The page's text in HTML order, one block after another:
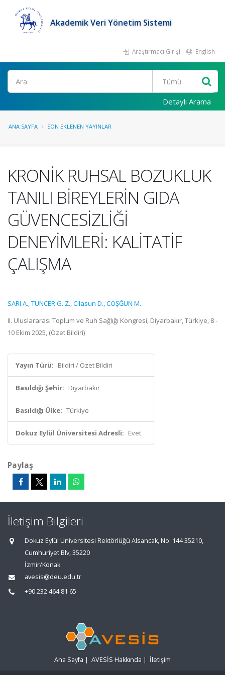
Akademik Veri Yönetim Sistemi
Araştırmacı Girişi English
Ara
Detaylı Arama
ANA SAYFA SON EKLENEN YAYINLAR
KRONİK RUHSAL BOZUKLUK
TANILI BİREYLERİN GIDA
GÜVENCESİZLİĞİ
DENEYİMLERİ: KALİTATİF
ÇALIŞMA
SARI A.,TUNCER G. Z.,Cilasun D.,COŞĞUN M.
II. Uluslararası Toplum ve Ruh Sağlığı Kongresi, Diyarbakır, Türkiye, 8 -
10 Ekim 2025, (Özet Bildiri)
Yayın Türü: Bildiri / Özet Bildiri
Basıldığı Şehir: Diyarbakır
Basıldığı Ülke: Türkiye
Dokuz Eylül Üniversitesi Adresli: Evet
Paylaş
İletişim Bilgileri
Dokuz Eylül Üniversitesi Rektörlüğü Alsancak, No: 144 35210,
Cumhuriyet Blv, 35220
İzmir/Konak
avesis@deu.edu.tr
+90 232 464 81 65
Ana Sayfa | AVESİS Hakkında | İletişim